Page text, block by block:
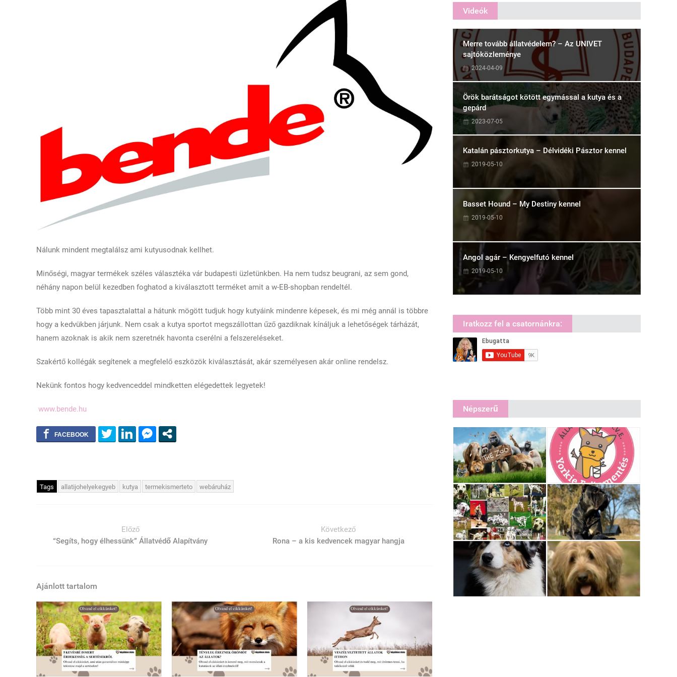
Nálunk mindent megtalálsz ami kutyusodnak kellhet.
Minőségi, magyar termékek széles választéka vár budapesti üzletünkben. Ha nem tudsz beugrani, az sem gond,
néhány napon belül kezedben foghatod a kiválasztott terméket amit a w-EB-shopban rendeltél.
Több mint 30 éves tapasztalattal a hátunk mögött tudjuk hogy kutyáink mindenre képesek, és mi még annál is többre
hogy a kedvükben járjunk. Nem csak a kutya sportot megszállottan űző gazdiknak kínáljuk a lehetőségek tárházát,
hanem azoknak is akik nem szeretnék havonta cserélni a felszereléseket.
Szakértő kollégák segítenek a megfelelő eszközök kiválasztását, akár személyesen akár online rendelsz.
Nekünk fontos hogy kedvenceddel mindketten elégedettek legyetek!
www.bende.hu
Tags allatijohelyekegyeb kutya termekismerteto webáruház
Előző
“Segíts, hogy élhessünk” Állatvédő Alapítvány
Következő
Rona – a kis kedvencek magyar hangja
Ajánlott tartalom
Videók
Merre tovább állatvédelem? – Az UNIVET
sajtóközleménye
2024-04-09
Örök barátságot kötött egymással a kutya és a
gepárd
2023-07-05
Katalán pásztorkutya – Délvidéki Pásztor kennel
2019-05-10
Basset Hound – My Destiny kennel
2019-05-10
Angol agár – Kengyelfutó kennel
2019-05-10
Iratkozz fel a csatornánkra:
Népszerű